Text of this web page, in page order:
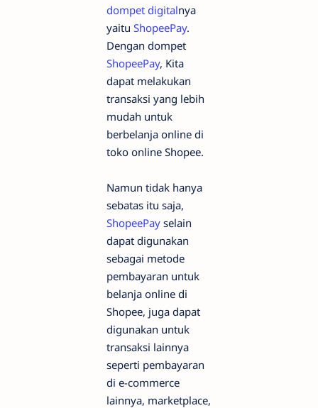
dompet digitalnya
yaitu ShopeePay.
Dengan dompet
ShopeePay, Kita
dapat melakukan
transaksi yang lebih
mudah untuk
berbelanja online di
toko online Shopee.
Namun tidak hanya
sebatas itu saja,
ShopeePay selain
dapat digunakan
sebagai metode
pembayaran untuk
belanja online di
Shopee, juga dapat
digunakan untuk
transaksi lainnya
seperti pembayaran
di e-commerce
lainnya, marketplace,